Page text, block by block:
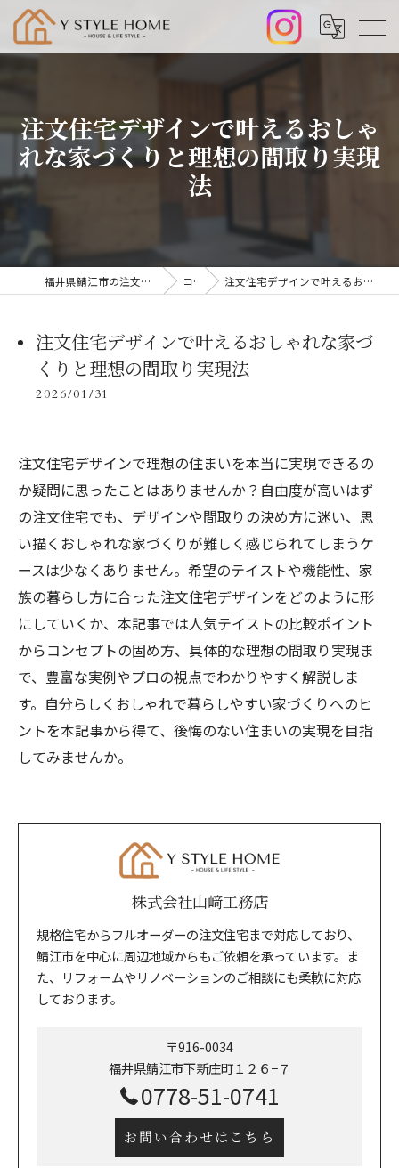
注文住宅デザインで叶えるおしゃ
れな家づくりと理想の間取り実現
法
福井県鯖江市の注文住宅なら株式会社山﨑工務店 コラム 注文住宅デザインで叶えるおしゃれな家づくりと理想の間取り実現法
注文住宅デザインで叶えるおしゃれな家づ
くりと理想の間取り実現法
2026/01/31
注文住宅デザインで理想の住まいを本当に実現できるの
か疑問に思ったことはありませんか？自由度が高いはず
の注文住宅でも、デザインや間取りの決め方に迷い、思
い描くおしゃれな家づくりが難しく感じられてしまうケ
ースは少なくありません。希望のテイストや機能性、家
族の暮らし方に合った注文住宅デザインをどのように形
にしていくか、本記事では人気テイストの比較ポイント
からコンセプトの固め方、具体的な理想の間取り実現ま
で、豊富な実例やプロの視点でわかりやすく解説しま
す。自分らしくおしゃれで暮らしやすい家づくりへのヒ
ントを本記事から得て、後悔のない住まいの実現を目指
してみませんか。
株式会社山﨑工務店
規格住宅からフルオーダーの注文住宅まで対応しており、
鯖江市を中心に周辺地域からもご依頼を承っています。ま
た、リフォームやリノベーションのご相談にも柔軟に対応
しております。
〒916-0034
福井県鯖江市下新庄町１２６−７
0778-51-0741
お問い合わせはこちら